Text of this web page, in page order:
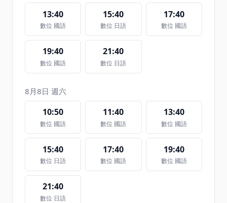
13:40
數位 國語
15:40
數位 日語
17:40
數位 國語
19:40
數位 國語
21:40
數位 日語
8月8日 週六
10:50
數位 國語
11:40
數位 國語
13:40
數位 國語
15:40
數位 日語
17:40
數位 國語
19:40
數位 國語
21:40
數位 日語